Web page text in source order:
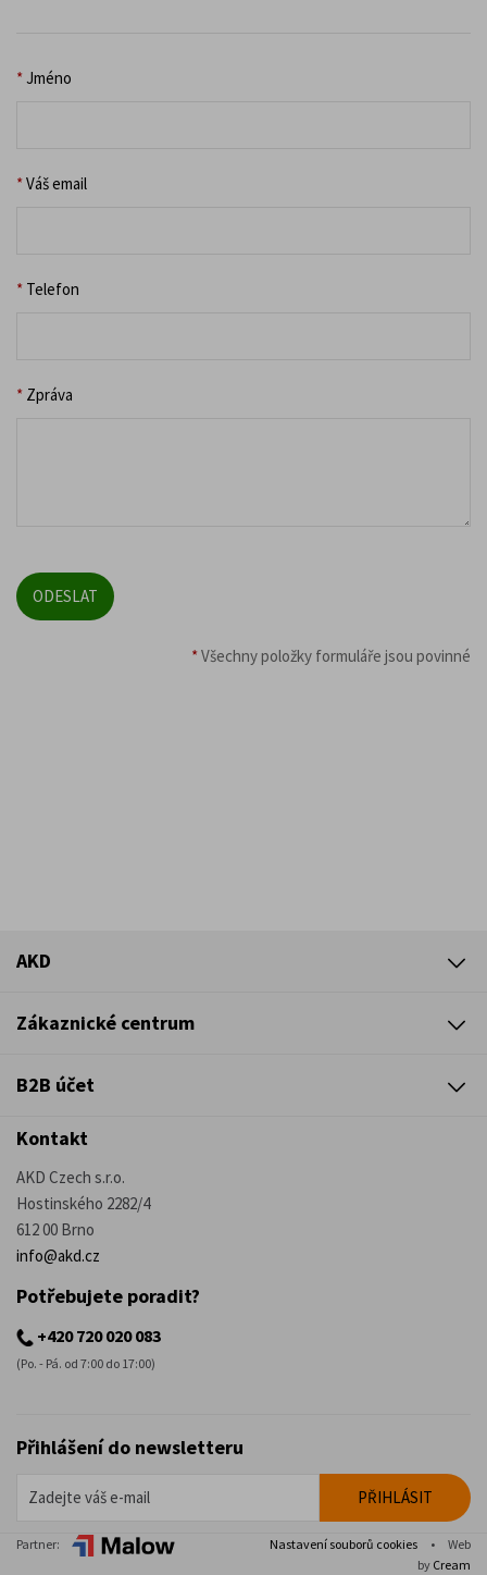
*Jméno
*Váš email
* Telefon
* Zpráva
*Všechny položky formuláře jsou povinné
AKD
Zákaznické centrum
B2B účet
Kontakt
AKD Czech s.r.o.
Hostinského 2282/4
612 00 Brno
info@akd.cz
Potřebujete poradit?
+420 720 020 083
(Po. - Pá. od 7:00 do 17:00)
Přihlášení do newsletteru
Partner: Nastavení souborů cookies •
Web
by Cream